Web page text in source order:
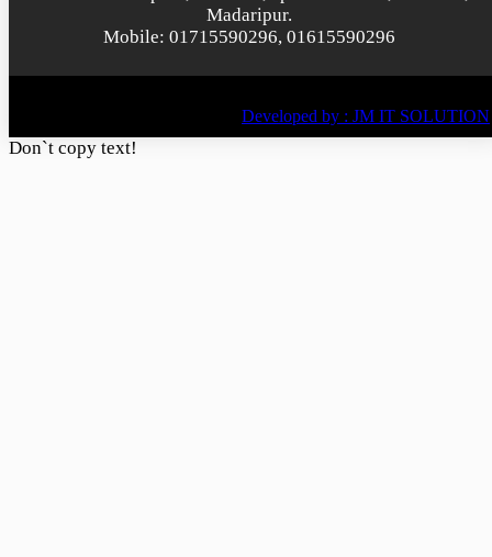
Madaripur.
Mobile: 01715590296, 01615590296
Developed by : JM IT SOLUTION
Don`t copy text!